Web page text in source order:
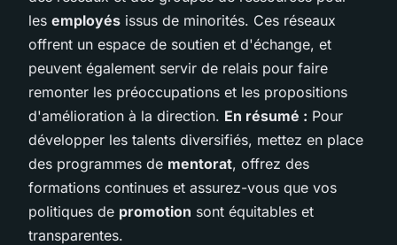
les employés issus de minorités. Ces réseaux
offrent un espace de soutien et d'échange, et
peuvent également servir de relais pour faire
remonter les préoccupations et les propositions
d'amélioration à la direction. En résumé : Pour
développer les talents diversifiés, mettez en place
des programmes de mentorat, offrez des
formations continues et assurez-vous que vos
politiques de promotion sont équitables et
transparentes.